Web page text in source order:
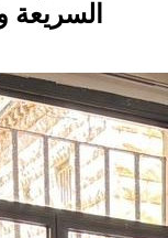
السريعة